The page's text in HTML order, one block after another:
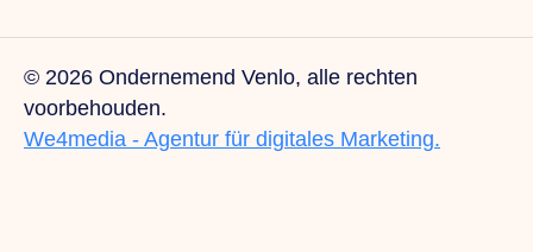
© 2026 Ondernemend Venlo, alle rechten
voorbehouden.
We4media - Agentur für digitales Marketing.